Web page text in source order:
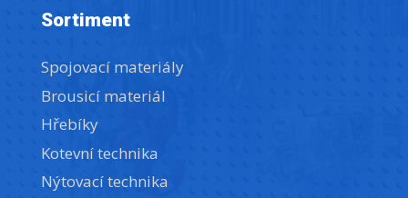
Sortiment
Spojovací materiály
Brousicí materiál
Hřebíky
Kotevní technika
Nýtovací technika